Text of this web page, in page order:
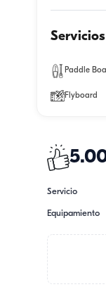
Paddle
Flyboard
Servicio
Equipamiento